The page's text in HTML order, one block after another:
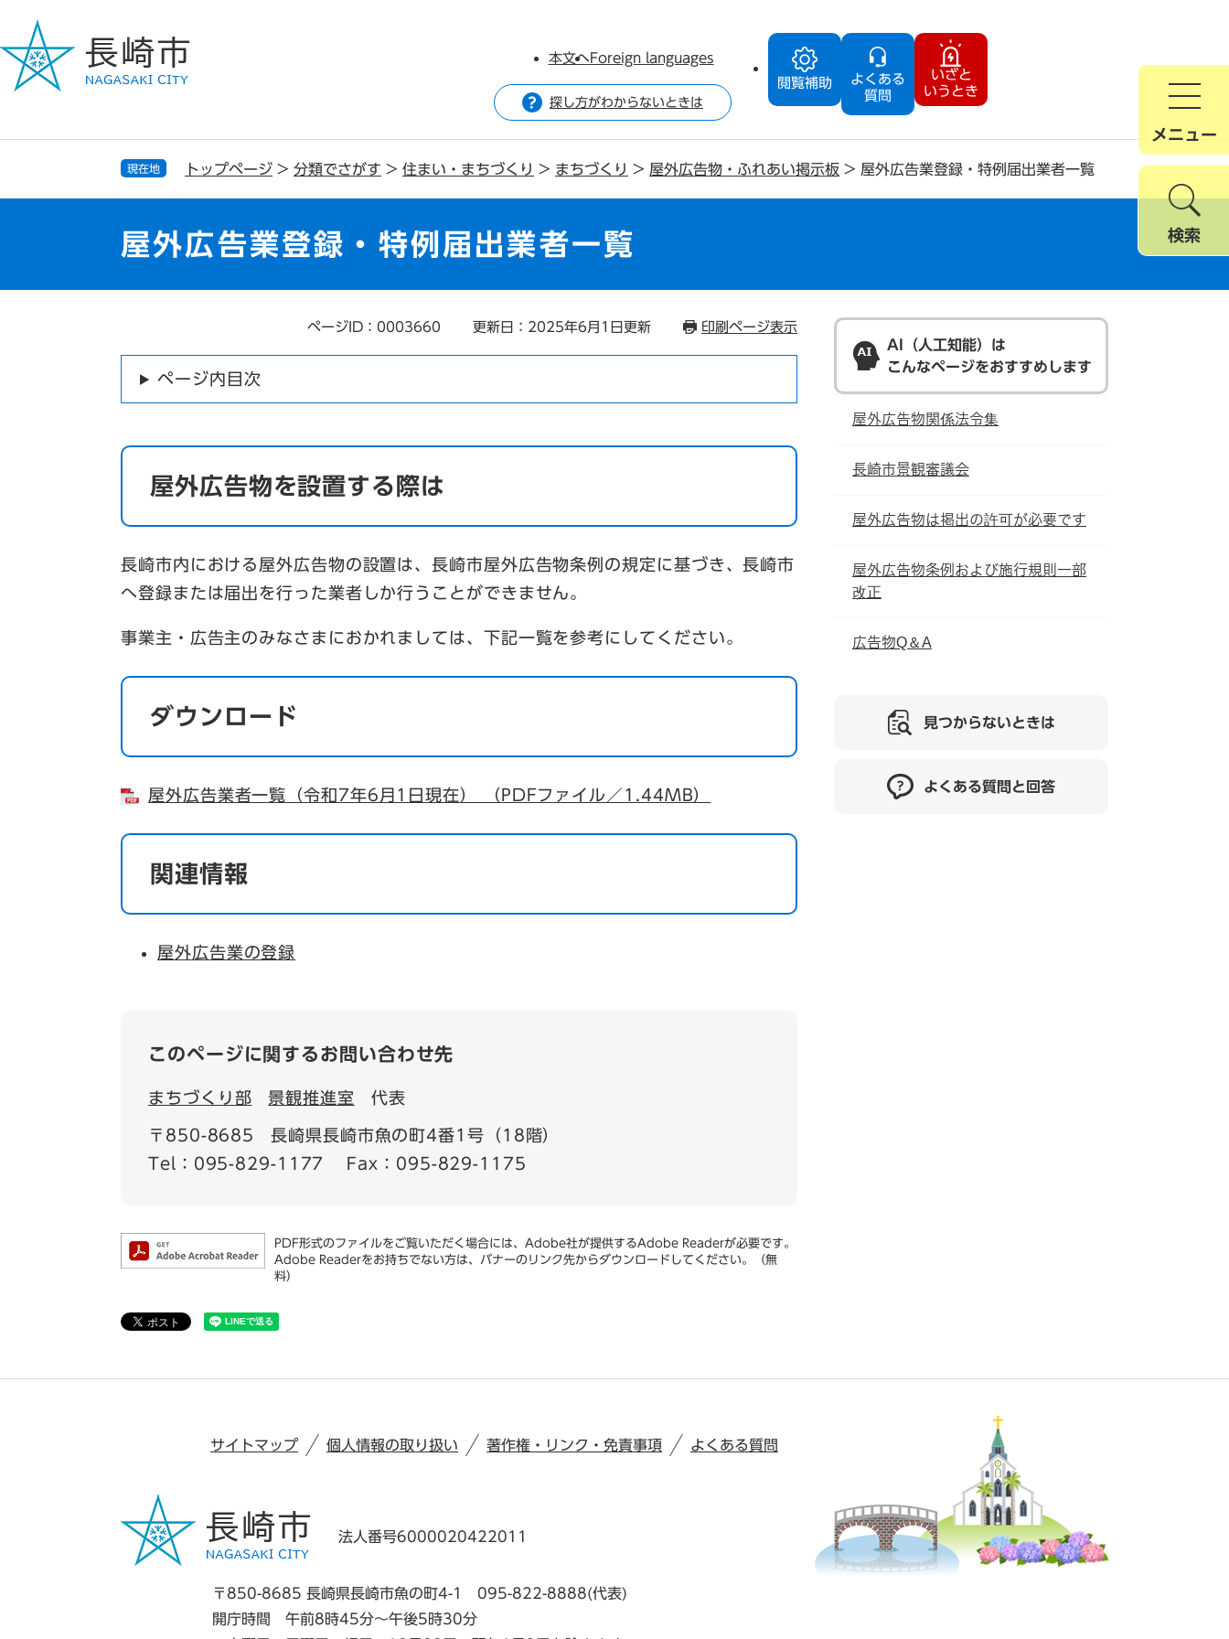
ジ
で
ュ
ば
閲覧補助
よくある
質問
いざと
いうとき
本文へForeign languages
探し方がわからないときは
メニュー
検索
現在地 トップページ > 分類でさがす > 住まい・まちづくり > まちづくり > 屋外広告物・ふれあい掲示板 > 屋外広告業登録・特例届出業者一覧
屋外広告業登録・特例届出業者一覧
ページID：0003660 更新日：2025年6月1日更新 印刷ページ表示
ページ内目次
屋外広告物を設置する際は
長崎市内における屋外広告物の設置は、長崎市屋外広告物条例の規定に基づき、長崎市
へ登録または届出を行った業者しか行うことができません。
事業主・広告主のみなさまにおかれましては、下記一覧を参考にしてください。
ダウンロード
屋外広告業者一覧（令和7年6月1日現在） （PDFファイル／1.44MB）
関連情報
屋外広告業の登録
このページに関するお問い合わせ先
まちづくり部 景観推進室 代表
〒850-8685
長崎県長崎市魚の町4番1号（18階）
Tel：095-829-1177
Fax：095-829-1175
PDF形式のファイルをご覧いただく場合には、Adobe社が提供するAdobe Readerが必要です。
Adobe Readerをお持ちでない方は、バナーのリンク先からダウンロードしてください。（無
料）
AI（人工知能）は
こんなページをおすすめします
屋外広告物関係法令集
長崎市景観審議会
屋外広告物は掲出の許可が必要です
屋外広告物条例および施行規則一部
改正
広告物Q＆A
見つからないときは
よくある質問と回答
サイトマップ 個人情報の取り扱い 著作権・リンク・免責事項 よくある質問
法人番号6000020422011
〒850-8685 長崎県長崎市魚の町4-1
095-822-8888(代表)
開庁時間 午前8時45分～午後5時30分